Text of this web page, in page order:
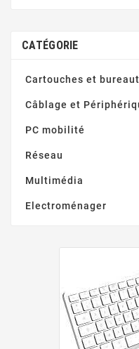
CATÉGORIE
Cartouches et
Câblage et
PC mobilité
Réseau
Multimédia
Electroménager